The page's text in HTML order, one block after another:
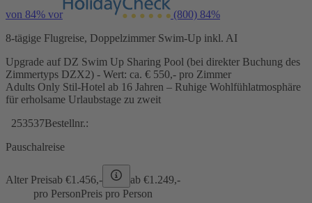
von 84% vor (800) 84%
8-tägige Flugreise, Doppelzimmer Swim-Up inkl. AI
Upgrade auf DZ Swim Up Sharing Pool (bei direkter Buchung des
Zimmertyps DZX2) - Wert: ca. € 550,- pro Zimmer
Adults Only Stil-Hotel ab 16 Jahren – Ruhige Wohlfühlatmosphäre
für erholsame Urlaubstage zu zweit
253537Bestellnr.:
Pauschalreise
Alter Preisab €1.456,- ab €1.249,-
pro PersonPreis pro Person